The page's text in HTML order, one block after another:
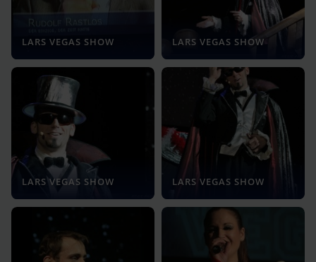
LARS VEGAS SHOW LARS VEGAS SHOW
LARS VEGAS SHOW LARS VEGAS SHOW